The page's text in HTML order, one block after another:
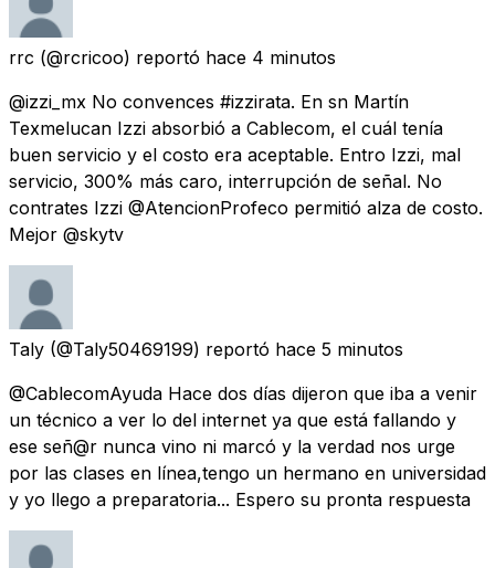
rrc (@rcricoo) reportó hace 4 minutos
@izzi_mx No convences #izzirata. En sn Martín
Texmelucan Izzi absorbió a Cablecom, el cuál tenía
buen servicio y el costo era aceptable. Entro Izzi, mal
servicio, 300% más caro, interrupción de señal. No
contrates Izzi @AtencionProfeco permitió alza de costo.
Mejor @skytv
Taly (@Taly50469199) reportó hace 5 minutos
@CablecomAyuda Hace dos días dijeron que iba a venir
un técnico a ver lo del internet ya que está fallando y
ese señ@r nunca vino ni marcó y la verdad nos urge
por las clases en línea,tengo un hermano en universidad
y yo llego a preparatoria... Espero su pronta respuesta